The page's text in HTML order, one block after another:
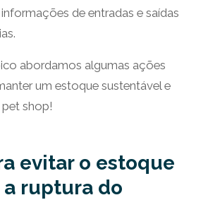
de entradas e saídas
abordamos algumas ações
um estoque sustentável e
shop!
evitar o estoque
a ruptura do